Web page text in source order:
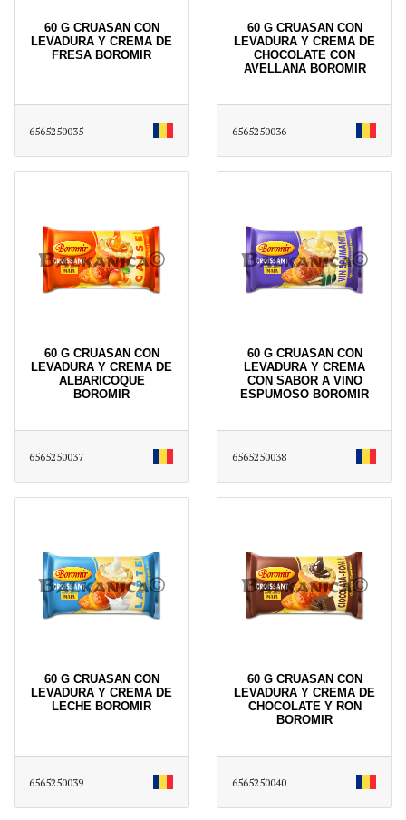
60 G CRUASAN CON
LEVADURA Y CREMA DE
FRESA BOROMIR
6565250035
60 G CRUASAN CON
LEVADURA Y CREMA DE
CHOCOLATE CON
AVELLANA BOROMIR
6565250036
60 G CRUASAN CON
LEVADURA Y CREMA DE
ALBARICOQUE
BOROMIR
6565250037
60 G CRUASAN CON
LEVADURA Y CREMA
CON SABOR A VINO
ESPUMOSO BOROMIR
6565250038
60 G CRUASAN CON
LEVADURA Y CREMA DE
LECHE BOROMIR
6565250039
60 G CRUASAN CON
LEVADURA Y CREMA DE
CHOCOLATE Y RON
BOROMIR
6565250040